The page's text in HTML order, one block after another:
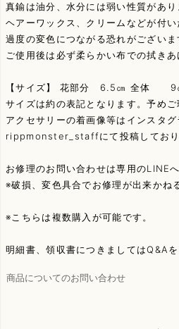
真鍮は油分、水分には弱い性質があり
ヘアーワックス、クリームなどが付
過度の変色につながる恐れがございま
ご使用後は必ず柔らかい布での拭きあ
【サイズ】 花部分 6.5㎝ 全体 9
サイズは約の表記となります。予めご
アクセサリーの着画像等はインスタ
rippmonster_staffにて投稿しており
お修理のお問い合わせは専用のLINE
※破損、変色具合でお修理が出来かね
※こちらは複数購入が可能です。
明細書、領収書につきましてはQ&Aを
商品についてのお問い合わせ